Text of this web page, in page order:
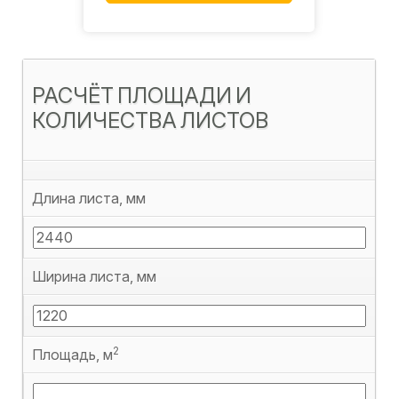
РАСЧЁТ ПЛОЩАДИ И
КОЛИЧЕСТВА ЛИСТОВ
Длина листа, мм
Ширина листа, мм
Площадь, м2